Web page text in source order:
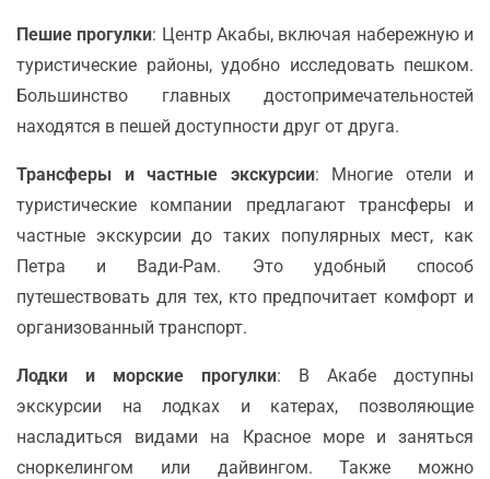
Пешие прогулки: Центр Акабы, включая набережную и
туристические районы, удобно исследовать пешком.
Большинство главных достопримечательностей
находятся в пешей доступности друг от друга.
Трансферы и частные экскурсии: Многие отели и
туристические компании предлагают трансферы и
частные экскурсии до таких популярных мест, как
Петра и Вади-Рам. Это удобный способ
путешествовать для тех, кто предпочитает комфорт и
организованный транспорт.
Лодки и морские прогулки: В Акабе доступны
экскурсии на лодках и катерах, позволяющие
насладиться видами на Красное море и заняться
сноркелингом или дайвингом. Также можно